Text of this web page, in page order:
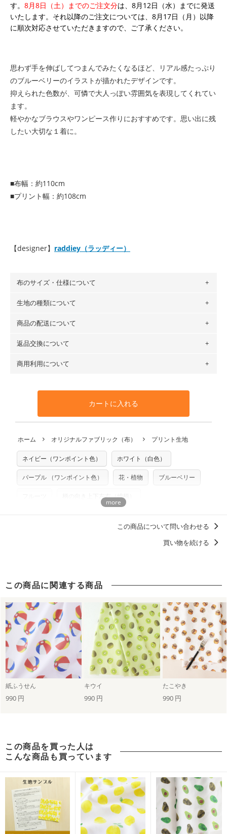
す。 8月8日（土）までのご注文分は、8月12日（水）までに発送
いたします。それ以降のご注文については、8月17日（月）以降
に順次対応させていただきますので、ご了承ください。
思わず手を伸ばしてつまんでみたくなるほど、リアル感たっぷり
のブルーベリーのイラストが描かれたデザインです。
抑えられた色数が、可憐で大人っぽい雰囲気を表現してくれてい
ます。
軽やかなブラウスやワンピース作りにおすすめです。思い出に残
したい大切な１着に。
■布幅：約110cm
■プリント幅：約108cm
【designer】 raddiey（ラッディー）
布のサイズ・仕様について
布の長さは50cm単位での販売になります。
場合 → 購入数量「7」
※カットを希望の方は備考欄に「50cmずつカット希望」など
ご記載ください（50cm単位でのカットのみ）
プリント布の仕様についてもっと詳しく見る
生地の種類について
・現在、すべてのデザインのプリントに使用している生地は
ットン（ダブルガーゼ）・100％コットン（ローン）・コッ
トンリネン（ビエラ織）・100％コットン（ツイル）・
100％コットン（キャンバス・11号帆布）です。
生地見本サンプル（無料）を購入する
商品の配送について
・ネコポスでの配送は、布は2mまで型紙は2個までとなりま
も送料の表示が600円となり宅急便での配送となります。
となります。
※万が一、検品時に不備が見つかった場合は、4～5営業日後
※土日祝は営業日に含まれません。
※配送日のご指定は承れません。出来上がり次第、順次発送
返品交換について
・布はご注文後に注文数量のみをプリントするため、
購入後
や用尺をお間違えのないようお願いします。思っていた色味
と違う、などの理由での返品は承れません。予めご了承くだ
商用利用について
利用いただけます。「nunocoto fabric使用」といった記載
も不要です。（製品化した際に起こる全ての問題、クレーム
いませんのでご了承ください）
※有料型紙（ホームソーイング型紙シリーズ）および柄がえ
らべるキットに付属された型紙は商用利用できませんのでご
注意ください。型紙自体の転用・販売および型紙を使用して
商用利用についての詳細はこちら
カートに入れる
ホーム オリジナルファブリック（布） プリント生地
ネイビー（ワンポイント色） ホワイト（白色）
パープル （ワンポイント色） 花・植物 ブルーベリー
柄の向き上下左右（総柄）
この商品について問い合わせる
買い物を続ける
この商品に関連する商品
紙ふうせん キウイ たこやき
990 円 990 円 990 円
この商品を買った人は
こんな商品も買っています